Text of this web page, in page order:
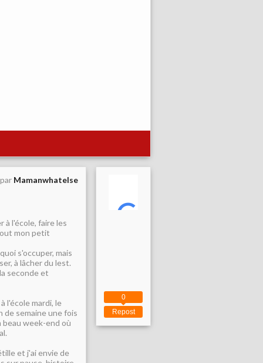
Mamanwhatelse
à l'école, faire les
mon petit
s'occuper, mais
à lâcher du lest.
seconde et
l'école mardi, le
de semaine une fois
beau week-end où
et j'ai envie de
Repost
0